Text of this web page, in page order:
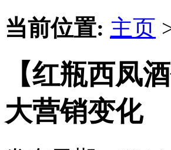
当前位置: 主页
【红瓶西凤
大营销变化